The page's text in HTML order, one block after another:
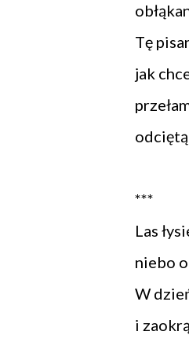
Tę
jak
***
Las
niebo
W
i